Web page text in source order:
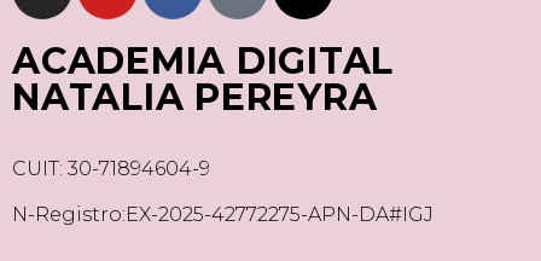
ACADEMIA DIGITAL
NATALIA PEREYRA
CUIT: 30-71894604-9
N-Registro:EX-2025-42772275-APN-DA#IGJ